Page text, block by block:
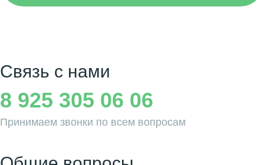
Связь с нами
8 925 305 06 06
Принимаем звонки по всем вопросам